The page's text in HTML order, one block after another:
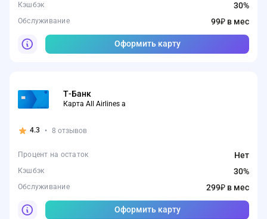
Кэшбэк 30%
Обслуживание 99₽ в мес
Оформить карту
Т-Банк
Карта All Airlines а
4.3 • 8 отзывов
Процент на остаток Нет
Кэшбэк 30%
Обслуживание 299₽ в мес
Оформить карту